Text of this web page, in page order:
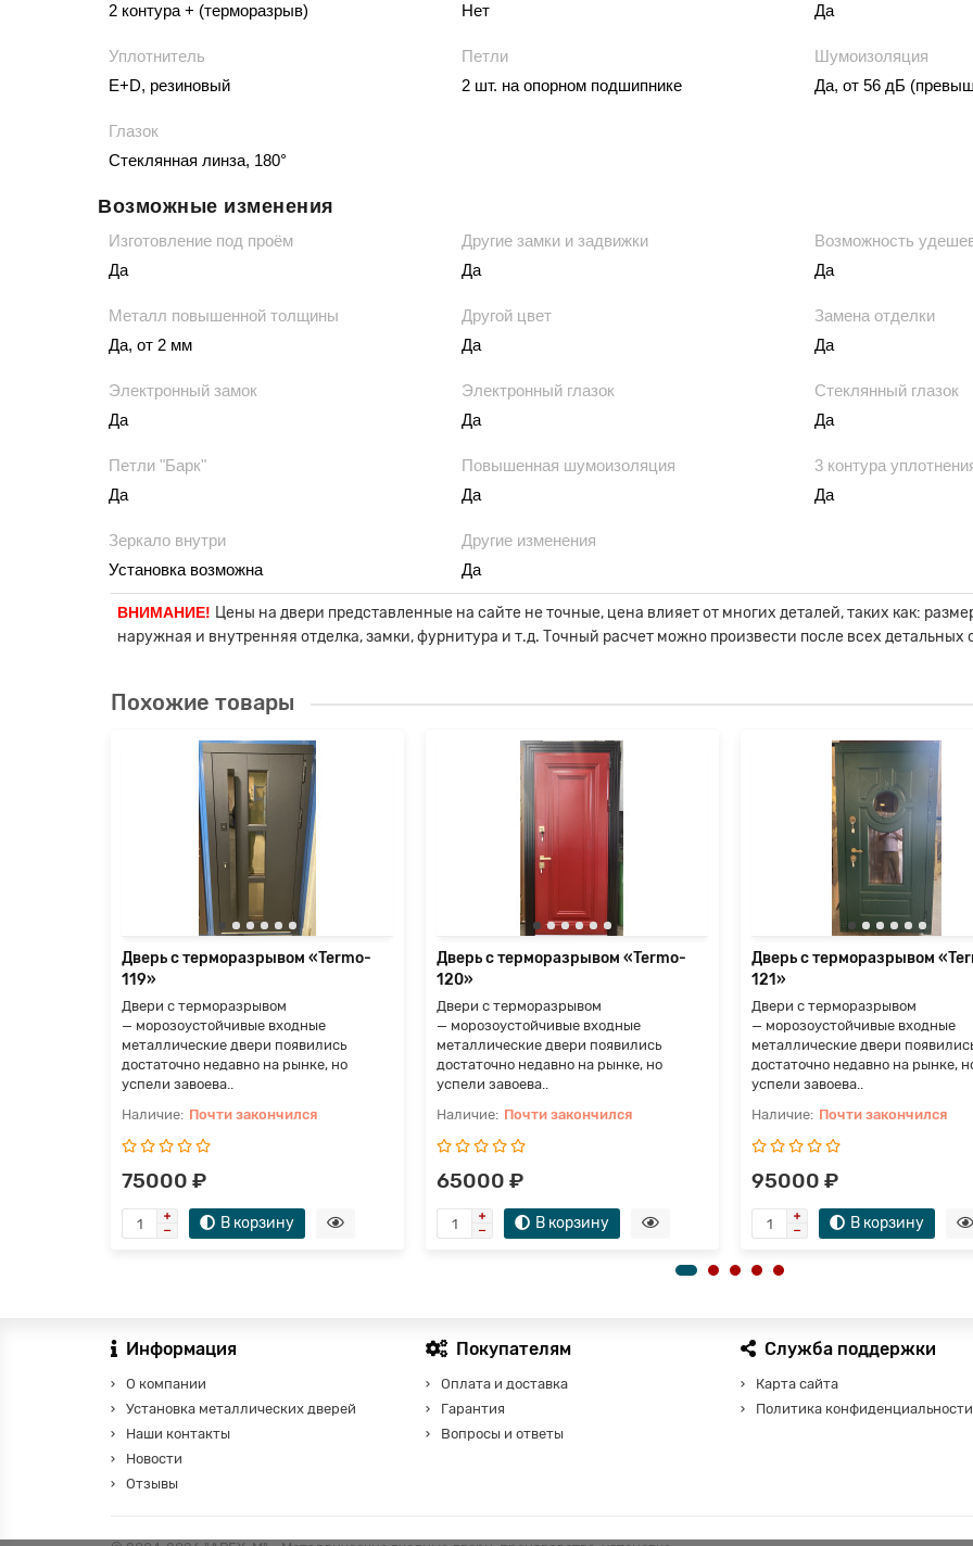
2 контура + (терморазрыв)
Нет
Да
Уплотнитель
E+D, резиновый
Петли
2 шт. на опорном подшипнике
Шумоизоляция
Да, от 56 дБ
Глазок
Стеклянная линза, 180°
Возможные изменения
Изготовление под проём
Да
Другие замки и задвижки
Да
Возможность
Да
Металл повышенной толщины
Да, от 2 мм
Другой цвет
Да
Замена отделки
Да
Электронный замок
Да
Электронный глазок
Да
Стеклянный глазок
Да
Петли "Барк"
Да
Повышенная шумоизоляция
Да
3 контура
Да
Зеркало внутри
Установка возможна
Другие изменения
Да
ВНИМАНИЕ! Цены на двери представленные на сайте не точные, цена влияет от многих деталей, таких как:
наружная и внутренняя отделка, замки, фурнитура и т.д. Точный расчет можно произвести после всех детальных
Похожие товары
Дверь с терморазрывом «Termo-
119»
Двери с терморазрывом
— морозоустойчивые входные
металлические двери появились
достаточно недавно на рынке, но
успели завоева..
Почти закончился
75000 ₽
В корзину
Дверь с терморазрывом «Termo-
120»
Двери с терморазрывом
— морозоустойчивые входные
металлические двери появились
достаточно недавно на рынке, но
успели завоева..
Почти закончился
65000 ₽
В корзину
Дверь с терморазрывом
121»
Двери с терморазрывом
— морозоустойчивые входные
металлические двери
достаточно недавно на рынке,
успели завоева..
Почти закончился
95000 ₽
В корзину
Информация
О компании
Установка металлических дверей
Наши контакты
Новости
Отзывы
Покупателям
Оплата и доставка
Гарантия
Вопросы и ответы
Служба поддержки
Карта сайта
Политика конфиденциальности